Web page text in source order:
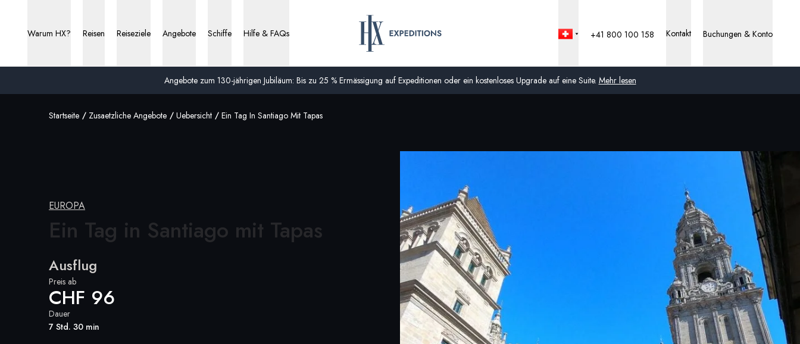
Angebote zum 130-jährigen Jubiläum: Bis zu 25 % Ermässigung auf Expeditionen oder ein kostenloses Upgrade auf eine Suite. Mehr lesen
Warum HX? Reisen Reiseziele Angebote Schiffe Hilfe & FAQs +41 800 100 158 Kontakt Buchungen & Konto
Startseite Zusaetzliche Angebote Uebersicht Ein Tag In Santiago Mit Tapas
EUROPA
Ein Tag in Santiago mit Tapas
Ausflug
Preis ab
CHF 96
Dauer
7 Std. 30 min